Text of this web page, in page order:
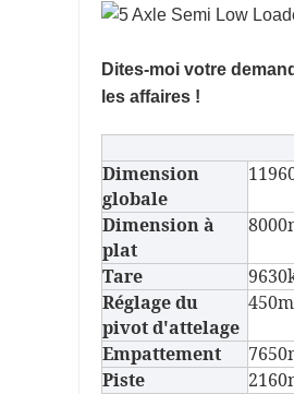
Dites-moi votre
les affaires !
Dimension
globale
Dimension à
plat
Tare
Réglage du
pivot d'attelage
Empattement
Piste